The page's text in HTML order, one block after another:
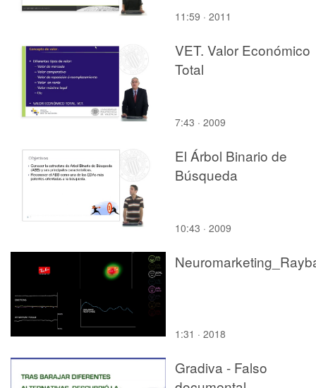
11:59 · 2011
VET. Valor Económico
Total
7:43 · 2009
El Árbol Binario de
Búsqueda
10:43 · 2009
1:31 · 2018
Gradiva - Falso